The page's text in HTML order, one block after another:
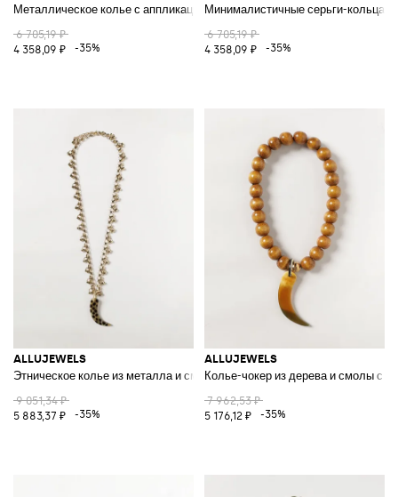
Металлическое колье с аппликацией из цветных камней и кристаллов
6 705,19 ₽
4 358,09 ₽
-35%
Минималистичные серьги-кольца
6 705,19 ₽
4 358,09 ₽
-35%
ALLUJEWELS
Этническое колье из металла и смолы с декоративной подвеской
9 051,34 ₽
5 883,37 ₽
-35%
ALLUJEWELS
Колье-чокер из дерева и смолы с
7 962,53 ₽
5 176,12 ₽
-35%